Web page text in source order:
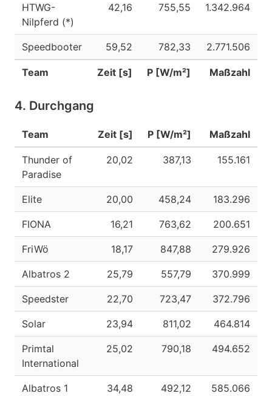
Team Zeit [s] P [W/m²] Maßzahl
HTWG-
Nilpferd (*)
42,16 755,55 1.342.964
Speedbooter 59,52 782,33 2.771.506
4. Durchgang
Team Zeit [s] P [W/m²] Maßzahl
Thunder of
Paradise
20,02 387,13 155.161
Elite 20,00 458,24 183.296
FIONA 16,21 763,62 200.651
FriWö 18,17 847,88 279.926
Albatros 2 25,79 557,79 370.999
Speedster 22,70 723,47 372.796
Solar 23,94 811,02 464.814
Primtal
International
25,02 790,18 494.652
Albatros 1 34,48 492,12 585.066